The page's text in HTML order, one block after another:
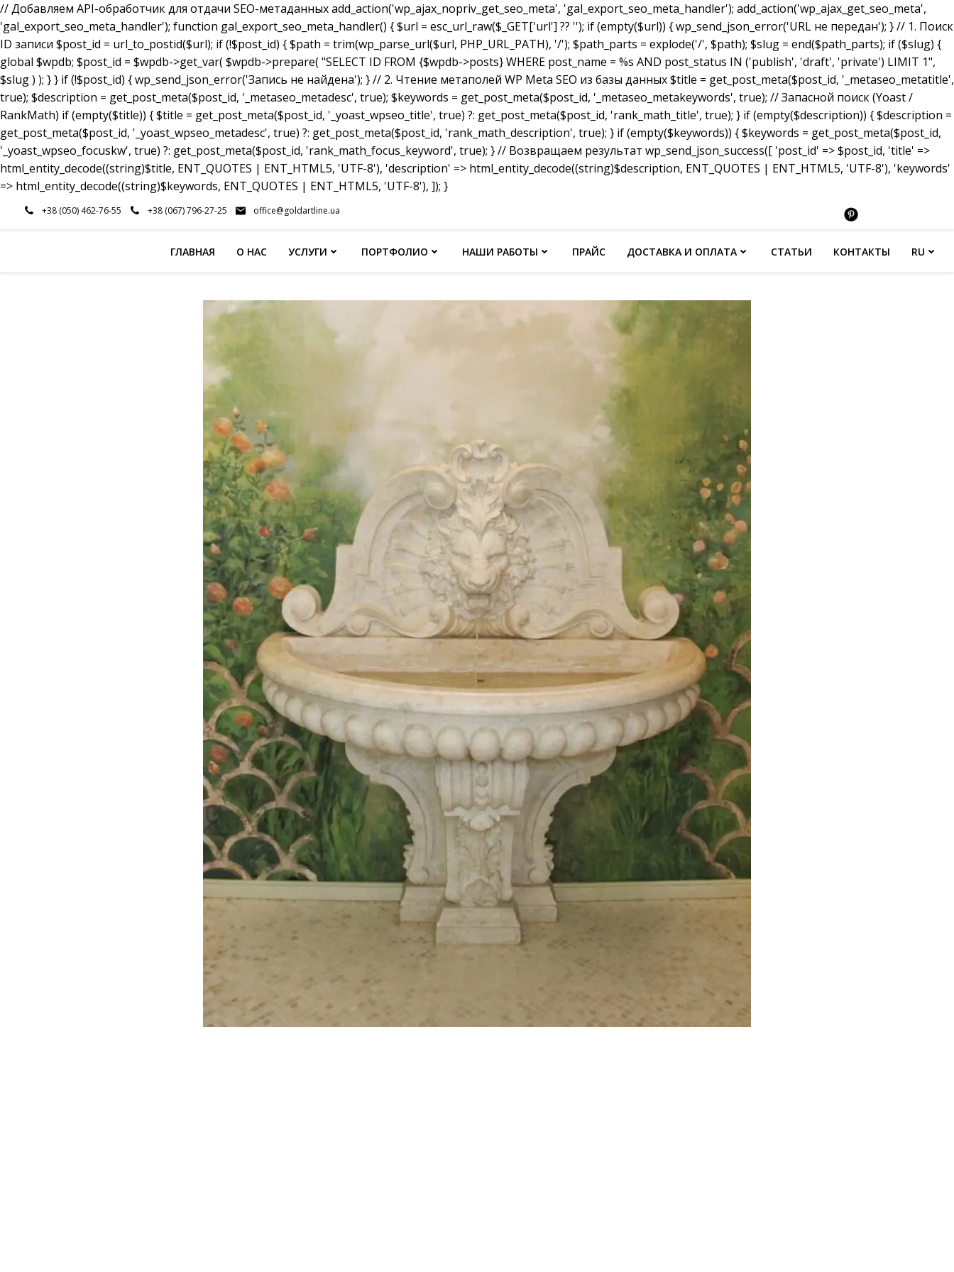
// Добавляем API-обработчик для отдачи SEO-метаданных add_action('wp_ajax_nopriv_get_seo_meta', 'gal_export_seo_meta_handler'); add_action('wp_ajax_get_seo_meta',
'gal_export_seo_meta_handler'); function gal_export_seo_meta_handler() { $url = esc_url_raw($_GET['url'] ?? ''); if (empty($url)) { wp_send_json_error('URL не передан'); } // 1. Поиск
ID записи $post_id = url_to_postid($url); if (!$post_id) { $path = trim(wp_parse_url($url, PHP_URL_PATH), '/'); $path_parts = explode('/', $path); $slug = end($path_parts); if ($slug) {
global $wpdb; $post_id = $wpdb->get_var( $wpdb->prepare( "SELECT ID FROM {$wpdb->posts} WHERE post_name = %s AND post_status IN ('publish', 'draft', 'private') LIMIT 1",
$slug ) ); } } if (!$post_id) { wp_send_json_error('Запись не найдена'); } // 2. Чтение метаполей WP Meta SEO из базы данных $title = get_post_meta($post_id, '_metaseo_metatitle',
true); $description = get_post_meta($post_id, '_metaseo_metadesc', true); $keywords = get_post_meta($post_id, '_metaseo_metakeywords', true); // Запасной поиск (Yoast /
RankMath) if (empty($title)) { $title = get_post_meta($post_id, '_yoast_wpseo_title', true) ?: get_post_meta($post_id, 'rank_math_title', true); } if (empty($description)) { $description =
get_post_meta($post_id, '_yoast_wpseo_metadesc', true) ?: get_post_meta($post_id, 'rank_math_description', true); } if (empty($keywords)) { $keywords = get_post_meta($post_id,
'_yoast_wpseo_focuskw', true) ?: get_post_meta($post_id, 'rank_math_focus_keyword', true); } // Возвращаем результат wp_send_json_success([ 'post_id' => $post_id, 'title' =>
html_entity_decode((string)$title, ENT_QUOTES | ENT_HTML5, 'UTF-8'), 'description' => html_entity_decode((string)$description, ENT_QUOTES | ENT_HTML5, 'UTF-8'), 'keywords'
=> html_entity_decode((string)$keywords, ENT_QUOTES | ENT_HTML5, 'UTF-8'), ]); }
Перейти+38 (050) 462-76-55 +38 (067) 796-27-25 office@goldartline.ua
ГЛАВНАЯ О НАС УСЛУГИ ПОРТФОЛИО НАШИ РАБОТЫ ПРАЙС ДОСТАВКА И ОПЛАТА СТАТЬИ КОНТАКТЫ RU